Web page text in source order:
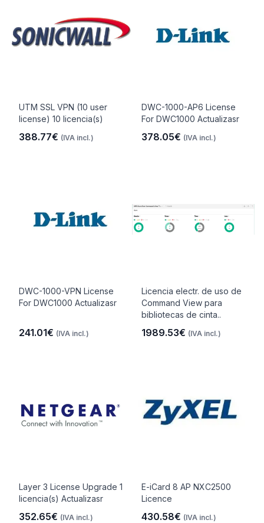
UTM SSL VPN (10 user
license) 10 licencia(s)
388.77€ (IVA incl.)
DWC-1000-AP6 License
For DWC1000 Actualizasr
378.05€ (IVA incl.)
DWC-1000-VPN License
For DWC1000 Actualizasr
241.01€ (IVA incl.)
Licencia electr. de uso de
Command View para
bibliotecas de cinta..
1989.53€ (IVA incl.)
Layer 3 License Upgrade 1
licencia(s) Actualizasr
352.65€ (IVA incl.)
E-iCard 8 AP NXC2500
Licence
430.58€ (IVA incl.)